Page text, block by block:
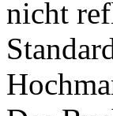
nicht